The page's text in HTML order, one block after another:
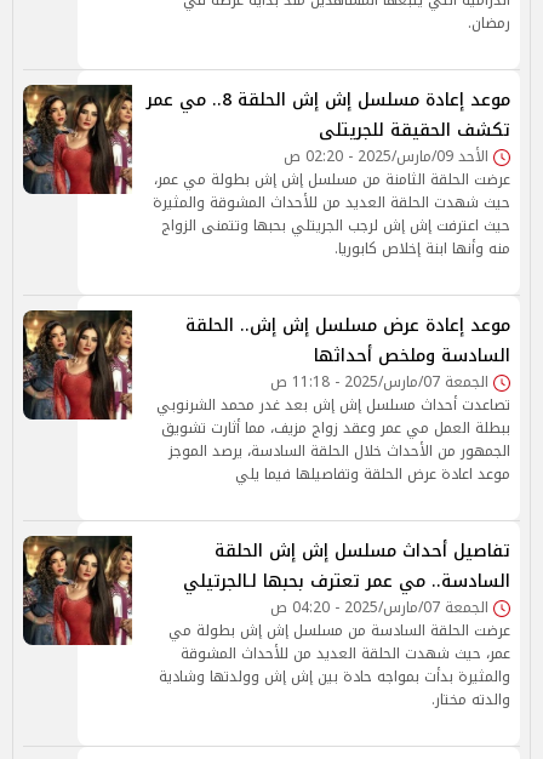
رمضان.
موعد إعادة مسلسل إش إش الحلقة 8.. مي عمر
تكشف الحقيقة للجريتلى
الأحد 09/مارس/2025 - 02:20 ص
عرضت الحلقة الثامنة من مسلسل إش إش بطولة مي عمر،
حيث شهدت الحلقة العديد من للأحداث المشوقة والمثيرة
حيث اعترفت إش إش لرجب الجريتلي بحبها وتتمنى الزواج
منه وأنها ابنة إخلاص كابوريا.
موعد إعادة عرض مسلسل إش إش.. الحلقة
السادسة وملخص أحداثها
الجمعة 07/مارس/2025 - 11:18 ص
تصاعدت أحداث مسلسل إش إش بعد غدر محمد الشرنوبي
ببطلة العمل مي عمر وعقد زواج مزيف، مما أثارت تشويق
الجمهور من الأحداث خلال الحلقة السادسة، يرصد الموجز
موعد اعادة عرض الحلقة وتفاصيلها فيما يلي
تفاصيل أحداث مسلسل إش إش الحلقة
السادسة.. مي عمر تعترف بحبها لـالجرتيلي
الجمعة 07/مارس/2025 - 04:20 ص
عرضت الحلقة السادسة من مسلسل إش إش بطولة مي
عمر، حيث شهدت الحلقة العديد من للأحداث المشوقة
والمثيرة بدأت بمواجه حادة بين إش إش وولدتها وشادية
والدته مختار.